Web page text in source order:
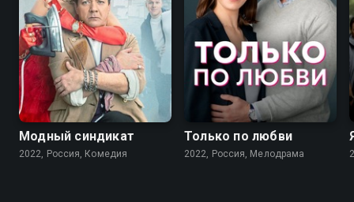
7.6
Модный синдикат
2022, Россия, Комедия
Только по любви
2022, Россия, Мелодрама